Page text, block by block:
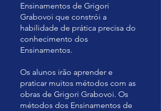
Ensinamentos de Grigori
Grabovoi que constrói a
habilidade de prática precisa do
conhecimento dos
Ensinamentos.
Os alunos irão aprender e
praticar muitos métodos com as
obras de Grigori Grabovoi. Os
métodos dos Ensinamentos de